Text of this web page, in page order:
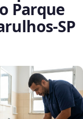
Parque